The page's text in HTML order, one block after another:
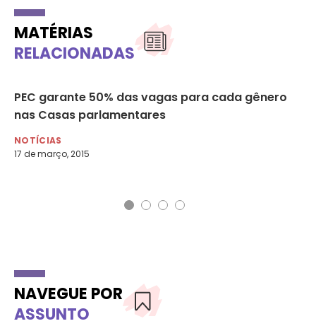
MATÉRIAS
RELACIONADAS
PEC garante 50% das vagas para cada gênero
nas Casas parlamentares
NOTÍCIAS
17 de março, 2015
NAVEGUE POR
ASSUNTO